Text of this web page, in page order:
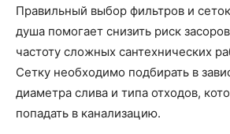
Правильный выбор фильтров и
душа помогает снизить риск
частоту сложных сантехнических
Сетку необходимо подбирать в
диаметра слива и типа отходов,
попадать в канализацию.